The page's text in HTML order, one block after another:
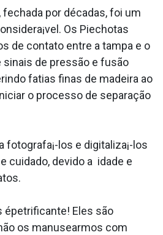
por décadas, foi um
Os Piechotas
de contato entre a tampa e o
sinais de pressão e fusão
fatias finas de madeira ao
o processo de separação
fotografa¡-los e digitaliza¡-los
cuidado, devido a idade e
Eles são
os manusearmos com